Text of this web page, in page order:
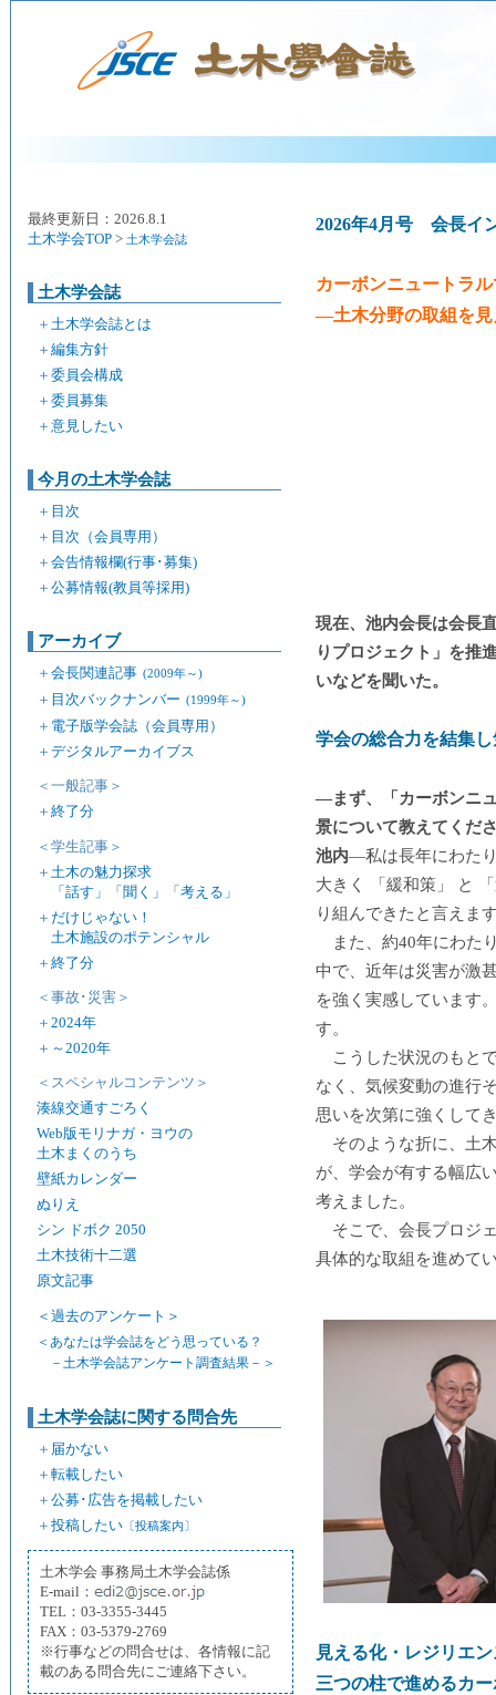
最終更新日：2026.8.1
土木学会TOP > 土木学会誌
土木学会誌
＋ 土木学会誌とは
＋ 編集方針
＋ 委員会構成
＋ 委員募集
＋ 意見したい
今月の土木学会誌
＋ 目次
＋ 目次（会員専用）
＋ 会告情報欄(行事･募集)
＋ 公募情報(教員等採用)
アーカイブ
＋ 会長関連記事 (2009年～)
＋ 目次バックナンバー (1999年～)
＋ 電子版学会誌（会員専用）
＋ デジタルアーカイブス
＜一般記事＞
＋ 終了分
＜学生記事＞
＋ 土木の魅力探求
「話す」「聞く」「考える」
＋ だけじゃない！
土木施設のポテンシャル
＋ 終了分
＜事故･災害＞
＋ 2024年
＋ ～2020年
＜スペシャルコンテンツ＞
湊線交通すごろく
Web版モリナガ・ヨウの
土木まくのうち
壁紙カレンダー
ぬりえ
シン ドボク 2050
土木技術十二選
原文記事
＜過去のアンケート＞
＜あなたは学会誌をどう思っている？
－土木学会誌アンケート調査結果－＞
土木学会誌に関する問合先
＋ 届かない
＋ 転載したい
＋ 公募･広告を掲載したい
＋ 投稿したい 〔投稿案内〕
土木学会 事務局土木学会誌係
E-mail：
TEL：03-3355-3445
FAX：03-5379-2769
※行事などの問合せは、各情報に記
載のある問合先にご連絡下さい。
2026年4月号 会長イ
カーボンニュートラ
―土木分野の取組を
現在、池内会長は会長
りプロジェクト」を推
いなどを聞いた。
学会の総合力を結集
―まず、「カーボンニ
景について教えてくだ
池内―私は長年にわた
大きく 「緩和策」 と
り組んできたと言えま
また、約40年にわた
中で、近年は災害が激
を強く実感しています
す。
こうした状況のもと
なく、気候変動の進行
思いを次第に強くして
そのような折に、土
が、学会が有する幅広
考えました。
そこで、会長プロジ
具体的な取組を進めて
見える化・レジリエ
三つの柱で進めるカ